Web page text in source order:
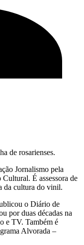
de rosarienses.
Jornalismo pela
É assessora de
da cultura do vinil.
o Diário de
por duas décadas na
e TV. Também é
Alvorada –